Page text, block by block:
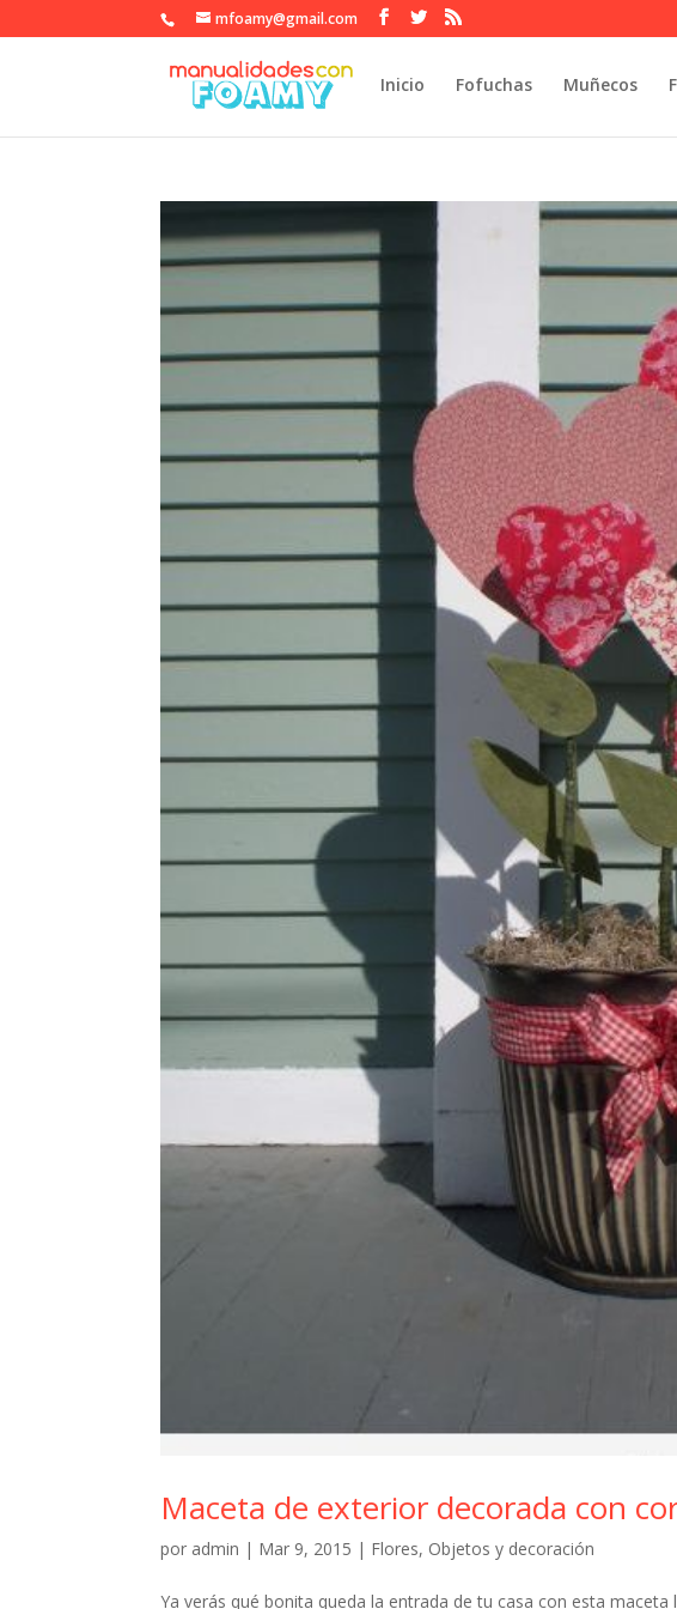
mfoamy@gmail.com
Inicio Fofuchas Muñecos
Maceta de exterior decorada con
por admin | Mar 9, 2015 | Flores, Objetos y decoración
Ya verás qué bonita queda la entrada de tu casa con esta